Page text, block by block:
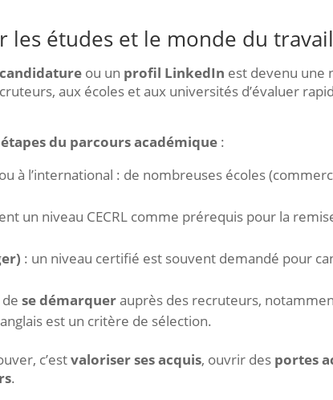
les études et le monde du travail
ou un profil LinkedIn est devenu une
aux écoles et aux universités d’évaluer
du parcours académique :
à l’international : de nombreuses écoles
un niveau CECRL comme prérequis pour la
: un niveau certifié est souvent demandé pour
se démarquerauprès des recruteurs,
est un critère de sélection.
c’estvaloriser ses acquis, ouvrir des portes
.